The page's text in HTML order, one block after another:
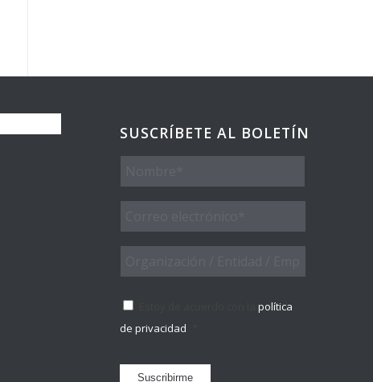
SUSCRÍBETE AL BOLETÍN
/
Empresa
Consentimiento
política
de privacidad
Suscribirme